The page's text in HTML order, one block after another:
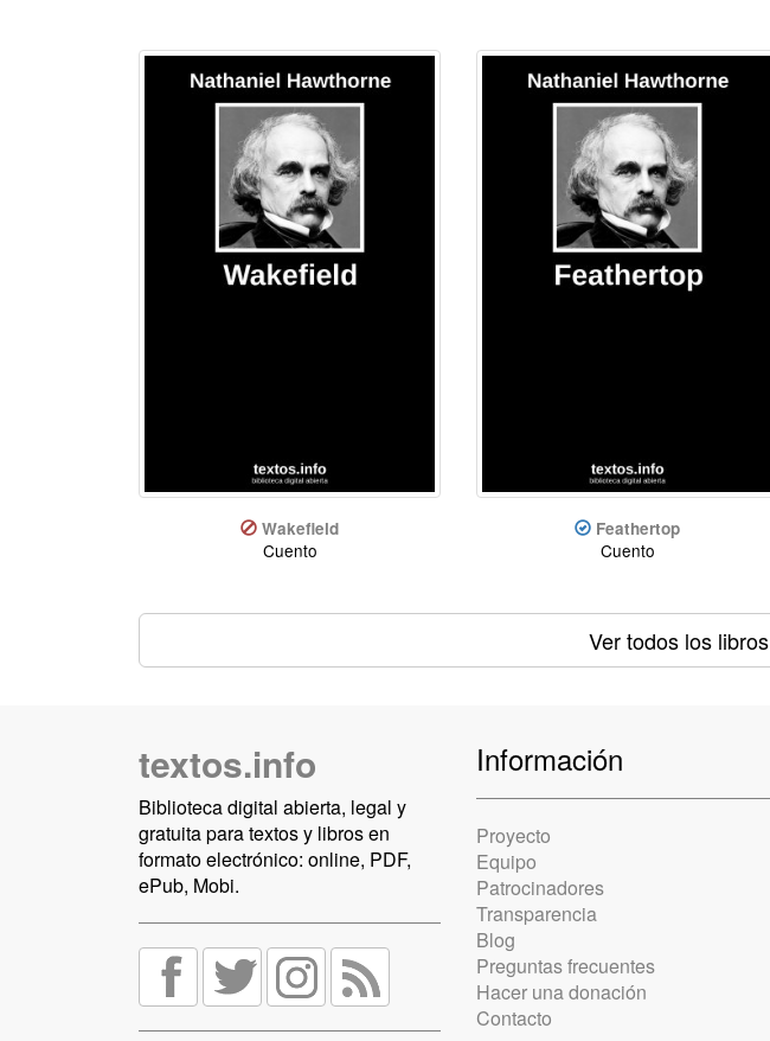
Wakefield
Cuento
Feathertop
Cuento
Ver todos los libros
textos.info
Biblioteca digital abierta, legal y
gratuita para textos y libros en
formato electrónico: online, PDF,
ePub, Mobi.
Información
Proyecto
Equipo
Patrocinadores
Transparencia
Blog
Preguntas frecuentes
Hacer una donación
Contacto